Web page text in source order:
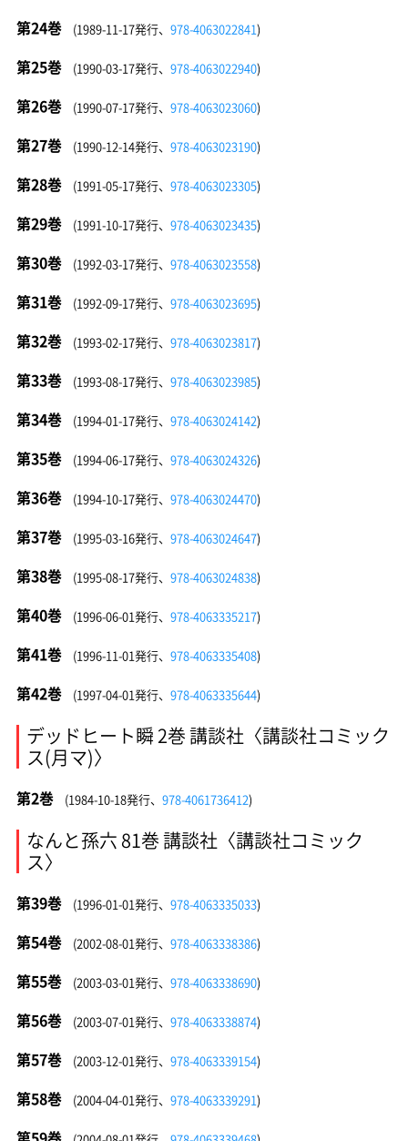
第24巻 (1989-11-17発行、 978-4063022841)
第25巻 (1990-03-17発行、 978-4063022940)
第26巻 (1990-07-17発行、 978-4063023060)
第27巻 (1990-12-14発行、 978-4063023190)
第28巻 (1991-05-17発行、 978-4063023305)
第29巻 (1991-10-17発行、 978-4063023435)
第30巻 (1992-03-17発行、 978-4063023558)
第31巻 (1992-09-17発行、 978-4063023695)
第32巻 (1993-02-17発行、 978-4063023817)
第33巻 (1993-08-17発行、 978-4063023985)
第34巻 (1994-01-17発行、 978-4063024142)
第35巻 (1994-06-17発行、 978-4063024326)
第36巻 (1994-10-17発行、 978-4063024470)
第37巻 (1995-03-16発行、 978-4063024647)
第38巻 (1995-08-17発行、 978-4063024838)
第40巻 (1996-06-01発行、 978-4063335217)
第41巻 (1996-11-01発行、 978-4063335408)
第42巻 (1997-04-01発行、 978-4063335644)
デッドヒート瞬 2巻 講談社〈講談社コミック
ス(月マ)〉
第2巻 (1984-10-18発行、 978-4061736412)
なんと孫六 81巻 講談社〈講談社コミック
ス〉
第39巻 (1996-01-01発行、 978-4063335033)
第54巻 (2002-08-01発行、 978-4063338386)
第55巻 (2003-03-01発行、 978-4063338690)
第56巻 (2003-07-01発行、 978-4063338874)
第57巻 (2003-12-01発行、 978-4063339154)
第58巻 (2004-04-01発行、 978-4063339291)